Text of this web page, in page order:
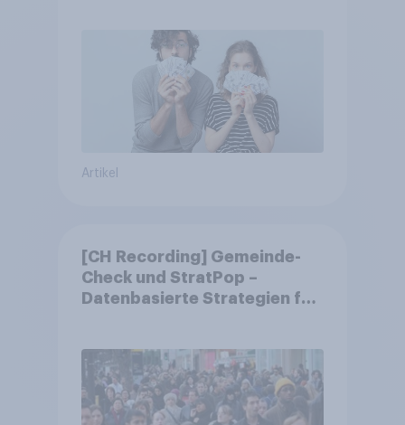
Artikel
[CH Recording] Gemeinde-
Check und StratPop –
Datenbasierte Strategien für